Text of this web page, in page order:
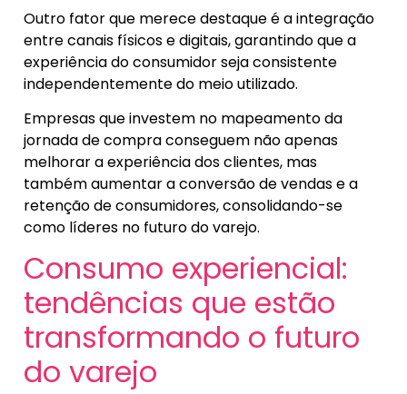
Outro fator que merece destaque é a integração
entre canais físicos e digitais, garantindo que a
experiência do consumidor seja consistente
independentemente do meio utilizado.
Empresas que investem no mapeamento da
jornada de compra conseguem não apenas
melhorar a experiência dos clientes, mas
também aumentar a conversão de vendas e a
retenção de consumidores, consolidando-se
como líderes no futuro do varejo.
Consumo experiencial:
tendências que estão
transformando o futuro
do varejo